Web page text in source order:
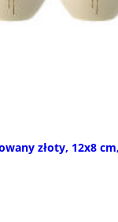
złoty, 12x8